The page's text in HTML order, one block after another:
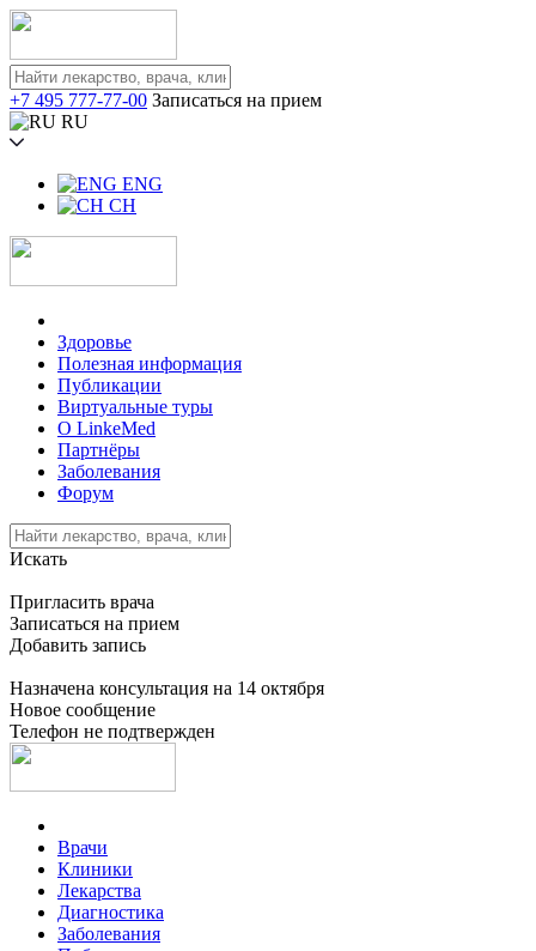
+7 495 777-77-00 Записаться на прием
RU
ENG
CH
Здоровье
Полезная информация
Публикации
Виртуальные туры
О LinkeMed
Партнёры
Заболевания
Форум
Искать
Пригласить врача
Записаться на прием
Добавить запись
Назначена консультация на 14 октября
Новое сообщение
Телефон не подтвержден
Врачи
Клиники
Лекарства
Диагностика
Заболевания